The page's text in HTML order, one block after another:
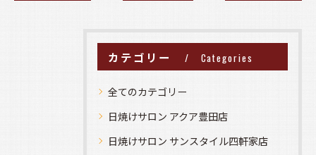
カテゴリー Categories
全てのカテゴリー
日焼けサロン アクア豊田店
日焼けサロン サンスタイル四軒家店